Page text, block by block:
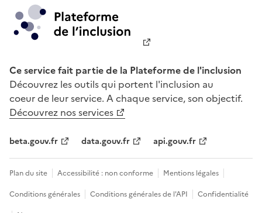
Ce service fait partie de la Plateforme de l'inclusion
Découvrez les outils qui portent l'inclusion au
coeur de leur service. A chaque service, son objectif.
Découvrez nos services
beta.gouv.fr data.gouv.fr api.gouv.fr
Plan du site Accessibilité : non conforme
Mentions légales
Conditions générales
Conditions générales de l'API
Confidentialité